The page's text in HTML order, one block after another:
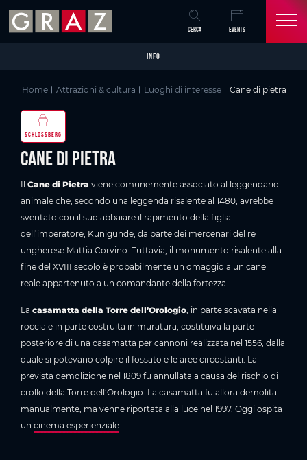
Skip to main content
Skip to table of contents
Skip to main navigation
CERCA EVENTS
INFO
Home Attrazioni & cultura Luoghi di interesse Cane di pietra
SCHLOSSBERG
Cane di pietra
Il Cane di Pietra viene comunemente associato al leggendario
animale che, secondo una leggenda risalente al 1480, avrebbe
sventato con il suo abbaiare il rapimento della figlia
dell’imperatore, Kunigunde, da parte dei mercenari del re
ungherese Mattia Corvino. Tuttavia, il monumento risalente alla
fine del XVIII secolo è probabilmente un omaggio a un cane
reale appartenuto a un comandante della fortezza.
La casamatta della Torre dell’Orologio , in parte scavata nella
roccia e in parte costruita in muratura, costituiva la parte
posteriore di una casamatta per cannoni realizzata nel 1556, dalla
quale si potevano colpire il fossato e le aree circostanti. La
prevista demolizione nel 1809 fu annullata a causa del rischio di
crollo della Torre dell’Orologio. La casamatta fu allora demolita
manualmente, ma venne riportata alla luce nel 1997. Oggi ospita
un cinema esperienziale